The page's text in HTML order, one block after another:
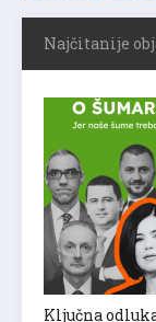
Najčitanije
Ključna